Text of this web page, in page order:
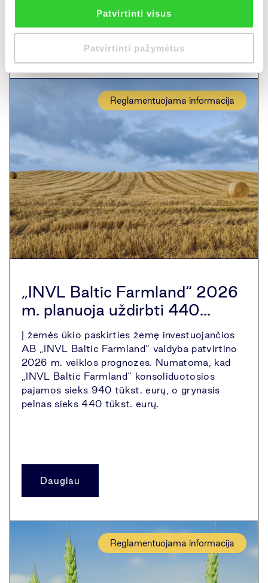
Patvirtinti visus
Patvirtinti pažymėtus
Reglamentuojama informacija
„INVL Baltic Farmland“ 2026
m. planuoja uždirbti 440...
Į žemės ūkio paskirties žemę investuojančios
AB „INVL Baltic Farmland“ valdyba patvirtino
2026 m. veiklos prognozes. Numatoma, kad
„INVL Baltic Farmland“ konsoliduotosios
pajamos sieks 940 tūkst. eurų, o grynasis
pelnas sieks 440 tūkst. eurų.
Daugiau
Reglamentuojama informacija